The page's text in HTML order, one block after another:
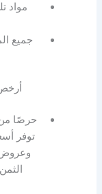
مواد
جميع
حرصًا
توفر